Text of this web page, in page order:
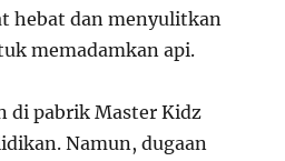
hebat dan menyulitkan
memadamkan api.
di pabrik Master Kidz
Namun, dugaan